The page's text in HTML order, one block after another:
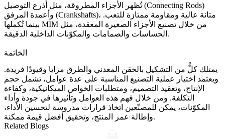
تُظهر الأجزاء المطروقة، مثل أذرع التوصيل (Connecting Rods)
وأعمدة المرفق (Crankshafts)، متانة عالية ومقاومة ممتازة للتعب.
بينما تُكملها MIM من خلال تصنيع الأجزاء الصغيرة المعقدة، مثل
الحساسات والصمامات والمكوّنات الداخلية الدقيقة.
الخاتمة
يمتلك كلٌّ من التشكيل بالحقن المعدني والطرق مزايا وقيودًا فريدة.
ويعتمد اختيار عملية التصنيع المناسبة على عدة عوامل، تشمل حجم
الإنتاج، وتعقيد التصميم، ومتطلبات الخواص الميكانيكية، وكفاءة
التكلفة. ومن خلال فهم هذه العوامل وتأثيرها في جودة وأداء
المكوّنات، يمكن للمصنّعين اتخاذ قرارات مدروسة لتحسين الأداء،
وإطالة عمر المنتج، وتحقيق أفضل قيمة ممكنة.
Related Blogs